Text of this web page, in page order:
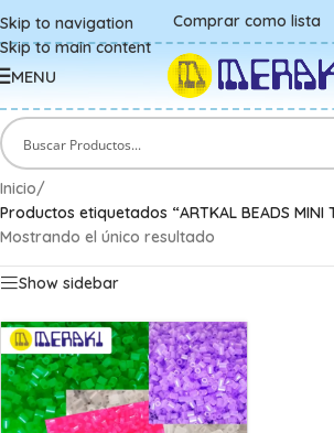
Skip to navigation
Skip to main content
Comprar como lista
MENU
Inicio/
Productos etiquetados “ARTKAL BEADS MINI
Mostrando el único resultado
Show sidebar